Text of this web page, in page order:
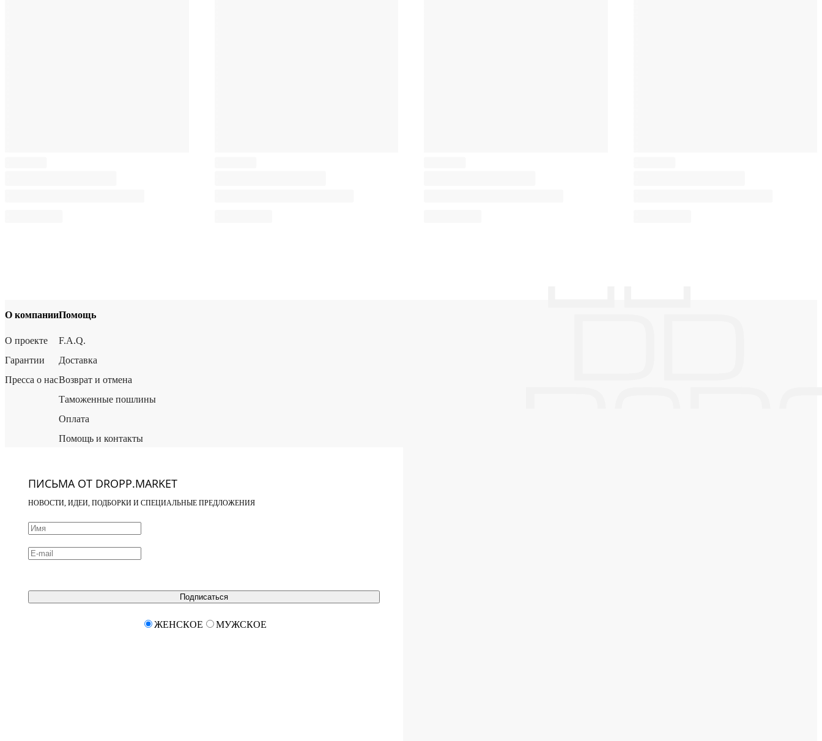
О компании
О проекте
Гарантии
Пресса о нас
Помощь
F.A.Q.
Доставка
Возврат и отмена
Таможенные пошлины
Оплата
Помощь и контакты
ПИСЬМА ОТ DROPP.MARKET
НОВОСТИ, ИДЕИ, ПОДБОРКИ И СПЕЦИАЛЬНЫЕ ПРЕДЛОЖЕНИЯ
Подписаться
ЖЕНСКОЕ МУЖСКОЕ